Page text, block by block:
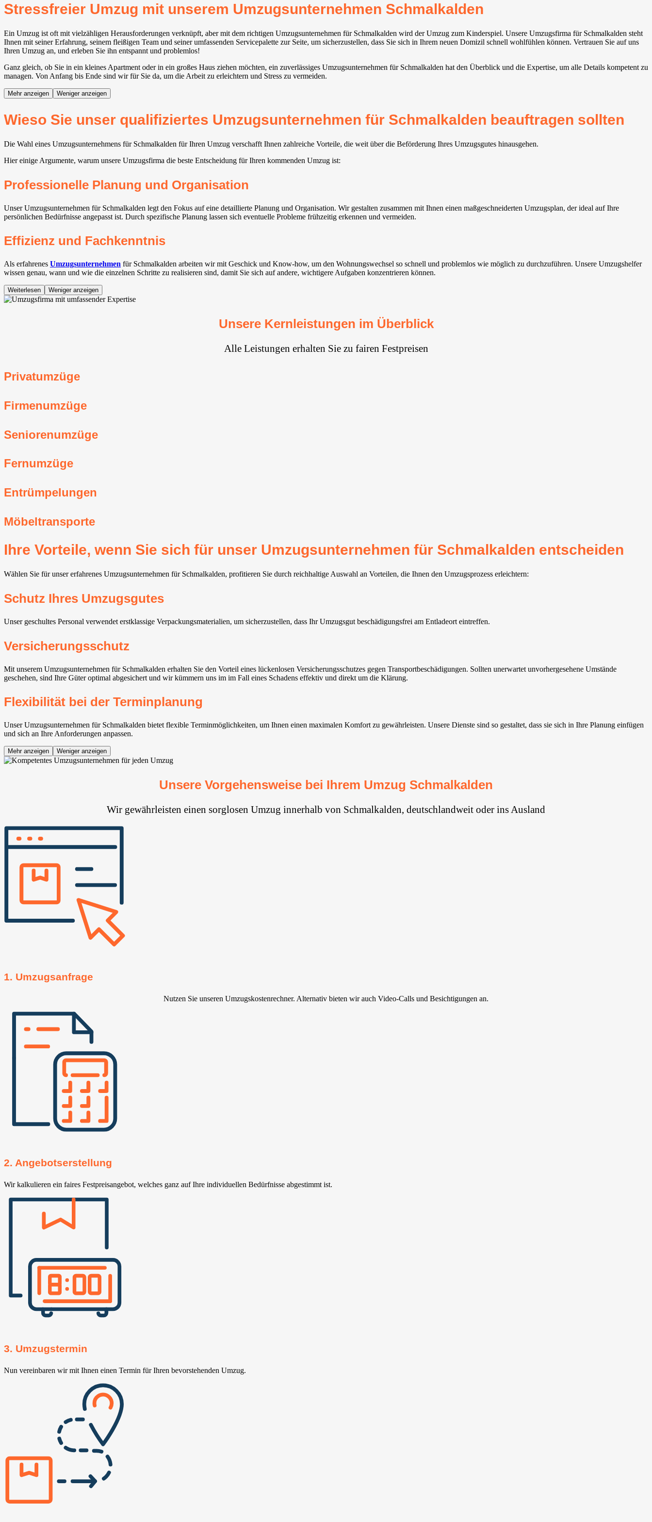
Stressfreier Umzug mit unserem Umzugsunternehmen Schmalkalden
Ein Umzug ist oft mit vielzähligen Herausforderungen verknüpft, aber mit dem richtigen Umzugsunternehmen für Schmalkalden wird der Umzug zum Kinderspiel. Unsere Umzugsfirma für Schmalkalden steht
Ihnen mit seiner Erfahrung, seinem fleißigen Team und seiner umfassenden Servicepalette zur Seite, um sicherzustellen, dass Sie sich in Ihrem neuen Domizil schnell wohlfühlen können. Vertrauen Sie auf uns
Ihren Umzug an, und erleben Sie ihn entspannt und problemlos!
Ganz gleich, ob Sie in ein kleines Apartment oder in ein großes Haus ziehen möchten, ein zuverlässiges Umzugsunternehmen für Schmalkalden hat den Überblick und die Expertise, um alle Details kompetent zu
managen. Von Anfang bis Ende sind wir für Sie da, um die Arbeit zu erleichtern und Stress zu vermeiden.
Mehr anzeigen Weniger anzeigen
Wieso Sie unser qualifiziertes Umzugsunternehmen für Schmalkalden beauftragen sollten
Die Wahl eines Umzugsunternehmens für Schmalkalden für Ihren Umzug verschafft Ihnen zahlreiche Vorteile, die weit über die Beförderung Ihres Umzugsgutes hinausgehen.
Hier einige Argumente, warum unsere Umzugsfirma die beste Entscheidung für Ihren kommenden Umzug ist:
Professionelle Planung und Organisation
Unser Umzugsunternehmen für Schmalkalden legt den Fokus auf eine detaillierte Planung und Organisation. Wir gestalten zusammen mit Ihnen einen maßgeschneiderten Umzugsplan, der ideal auf Ihre
persönlichen Bedürfnisse angepasst ist. Durch spezifische Planung lassen sich eventuelle Probleme frühzeitig erkennen und vermeiden.
Effizienz und Fachkenntnis
Als erfahrenes Umzugsunternehmen für Schmalkalden arbeiten wir mit Geschick und Know-how, um den Wohnungswechsel so schnell und problemlos wie möglich zu durchzuführen. Unsere Umzugshelfer
wissen genau, wann und wie die einzelnen Schritte zu realisieren sind, damit Sie sich auf andere, wichtigere Aufgaben konzentrieren können.
Weiterlesen Weniger anzeigen
Unsere Kernleistungen im Überblick
Alle Leistungen erhalten Sie zu fairen Festpreisen
Privatumzüge
Firmenumzüge
Seniorenumzüge
Fernumzüge
Entrümpelungen
Möbeltransporte
Ihre Vorteile, wenn Sie sich für unser Umzugsunternehmen für Schmalkalden entscheiden
Wählen Sie für unser erfahrenes Umzugsunternehmen für Schmalkalden, profitieren Sie durch reichhaltige Auswahl an Vorteilen, die Ihnen den Umzugsprozess erleichtern:
Schutz Ihres Umzugsgutes
Unser geschultes Personal verwendet erstklassige Verpackungsmaterialien, um sicherzustellen, dass Ihr Umzugsgut beschädigungsfrei am Entladeort eintreffen.
Versicherungsschutz
Mit unserem Umzugsunternehmen für Schmalkalden erhalten Sie den Vorteil eines lückenlosen Versicherungsschutzes gegen Transportbeschädigungen. Sollten unerwartet unvorhergesehene Umstände
geschehen, sind Ihre Güter optimal abgesichert und wir kümmern uns im im Fall eines Schadens effektiv und direkt um die Klärung.
Flexibilität bei der Terminplanung
Unser Umzugsunternehmen für Schmalkalden bietet flexible Terminmöglichkeiten, um Ihnen einen maximalen Komfort zu gewährleisten. Unsere Dienste sind so gestaltet, dass sie sich in Ihre Planung einfügen
und sich an Ihre Anforderungen anpassen.
Mehr anzeigen Weniger anzeigen
Unsere Vorgehensweise bei Ihrem Umzug Schmalkalden
Wir gewährleisten einen sorglosen Umzug innerhalb von Schmalkalden, deutschlandweit oder ins Ausland
1. Umzugsanfrage
Nutzen Sie unseren Umzugskostenrechner. Alternativ bieten wir auch Video-Calls und Besichtigungen an.
2. Angebotserstellung
Wir kalkulieren ein faires Festpreisangebot, welches ganz auf Ihre individuellen Bedürfnisse abgestimmt ist.
3. Umzugstermin
Nun vereinbaren wir mit Ihnen einen Termin für Ihren bevorstehenden Umzug.